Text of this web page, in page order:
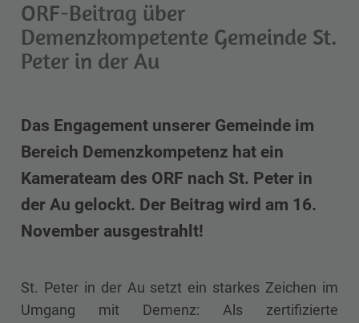
ORF-Beitrag über
Demenzkompetente Gemeinde St.
Peter in der Au
Das Engagement unserer Gemeinde im
Bereich Demenzkompetenz hat ein
Kamerateam des ORF nach St. Peter in
der Au gelockt. Der Beitrag wird am 16.
November ausgestrahlt!
St. Peter in der Au setzt ein starkes Zeichen im
Umgang mit Demenz: Als zertifizierte